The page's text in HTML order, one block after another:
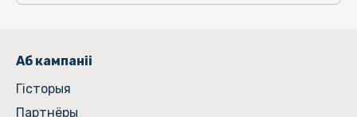
Аб кампаніі
Гiсторыя
Партнёры